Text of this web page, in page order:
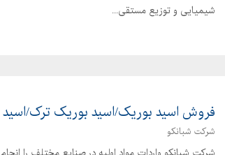
شیمیایی و توزیع مستقی...
فروش اسید بوریک/اسید بوریک ترک/اسید
شرکت شبانکو